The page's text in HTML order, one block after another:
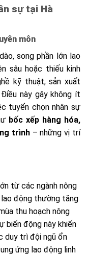
sự tại Hà
môn
song phần lớn lao
sâu hoặc thiếu kinh
kỹ thuật, sản xuất
này gây không ít
tuyển chọn nhân sự
bốc xếp hàng hóa,
trình– những vị trí
từ các ngành nông
lao động thường tăng
thu hoạch nông
biến động này khiến
duy trì đội ngũ ổn
ứng lao động linh